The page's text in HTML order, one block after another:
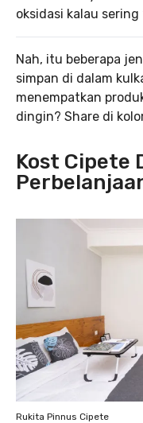
oksidasi kalau
Nah, itu beberapa
simpan di dalam
menempatkan
dingin? Share di
Kost Cipete
Rukita Pinnus Cipete